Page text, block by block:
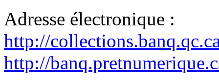
Adresse électronique :
http://
http://